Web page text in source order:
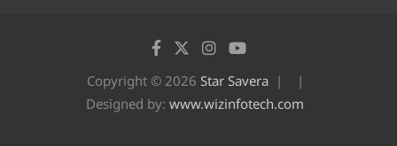
Copyright © 2026 Star Savera
Designed by: www.wizinfotech.com